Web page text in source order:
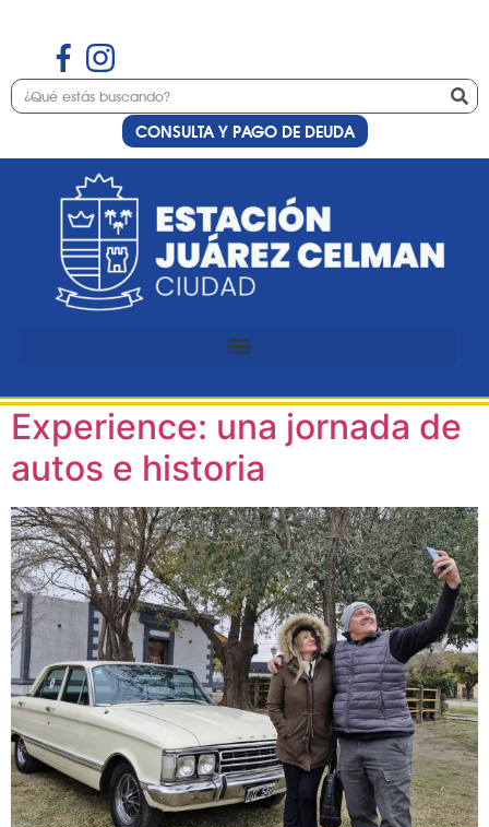
CONSULTA Y PAGO DE DEUDA
Etiqueta:Autos
antiguos
Estación Juárez Celman
Experience: una jornada de
autos e historia